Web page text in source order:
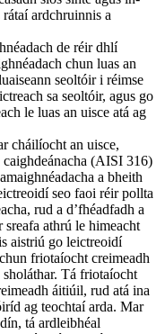
ardchruinnis a
de réir dhlí
chun luas an
seoltóir i réimse
sa seoltóir, agus go
le luas an uisce atá ag
cháilíocht an uisce,
(AISI 316)
a bheith
seo faoi réir pollta
rud a d’fhéadfadh a
athrú le himeacht
aistriú go leictreoidí
friotaíocht creimeadh
sholáthar. Tá friotaíocht
áitiúil, rud atá ina
ag teochtaí arda. Mar
tá ardleibhéal